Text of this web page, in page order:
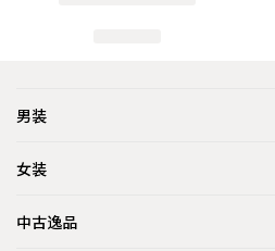
男装
女装
中古逸品